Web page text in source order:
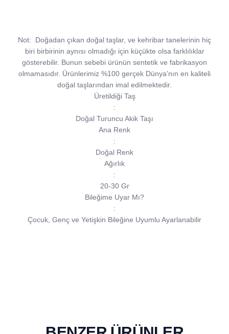
Not: Doğadan çıkan doğal taşlar, ve kehribar tanelerinin hiç
biri birbirinin aynısı olmadığı için küçükte olsa farklılıklar
gösterebilir. Bunun sebebi ürünün sentetik ve fabrikasyon
olmamasıdır. Ürünlerimiz %100 gerçek Dünya'nın en kaliteli
doğal taşlarından imal edilmektedir.
Üretildiği Taş
:
Doğal Turuncu Akik Taşı
Ana Renk
:
Doğal Renk
Ağırlık
:
20-30 Gr
Bileğime Uyar Mı?
:
Çocuk, Genç ve Yetişkin Bileğine Uyumlu Ayarlanabilir